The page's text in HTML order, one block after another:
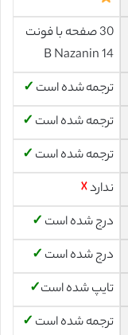
30 صفحه با فونت
14 B Nazanin
ترجمه شده است ✓
ترجمه شده است ✓
ترجمه شده است ✓
ندارد☓
درج شده است ✓
درج شده است ✓
تایپ شده است✓
ترجمه شده است ✓